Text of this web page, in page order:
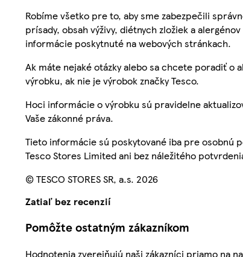
Robíme všetko pre to, aby sme zabezpečili
prísady, obsah výživy, diétnych zložiek a
informácie poskytnuté na webových stránkach.
Ak máte nejaké otázky alebo sa chcete poradiť o
výrobku, ak nie je výrobok značky Tesco.
Hoci informácie o výrobku sú pravidelne
Vaše zákonné práva.
Tieto informácie sú poskytované iba pre osobnú
Tesco Stores Limited ani bez náležitého
© TESCO STORES SR, a.s. 2026
Zatiaľ bez recenzií
Pomôžte ostatným zákazníkom
Hodnotenia zverejňujú naši zákazníci priamo na